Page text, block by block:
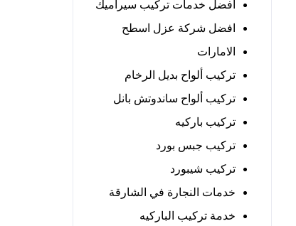
افضل خدمات تركيب سيراميك
افضل شركة عزل اسطح
الامارات
تركيب ألواح بديل الرخام
تركيب ألواح ساندوتش بانل
تركيب باركيه
تركيب جبس بورد
تركيب شيبورد
خدمات النجارة في الشارقة
خدمة تركيب الباركيه